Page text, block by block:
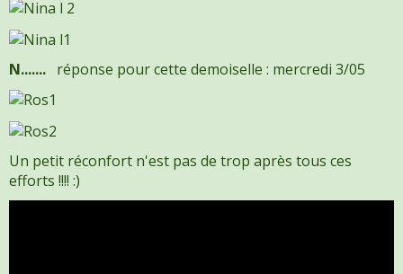
N....... réponse pour cette demoiselle : mercredi 3/05
Un petit réconfort n'est pas de trop après tous ces
efforts !!!! :)